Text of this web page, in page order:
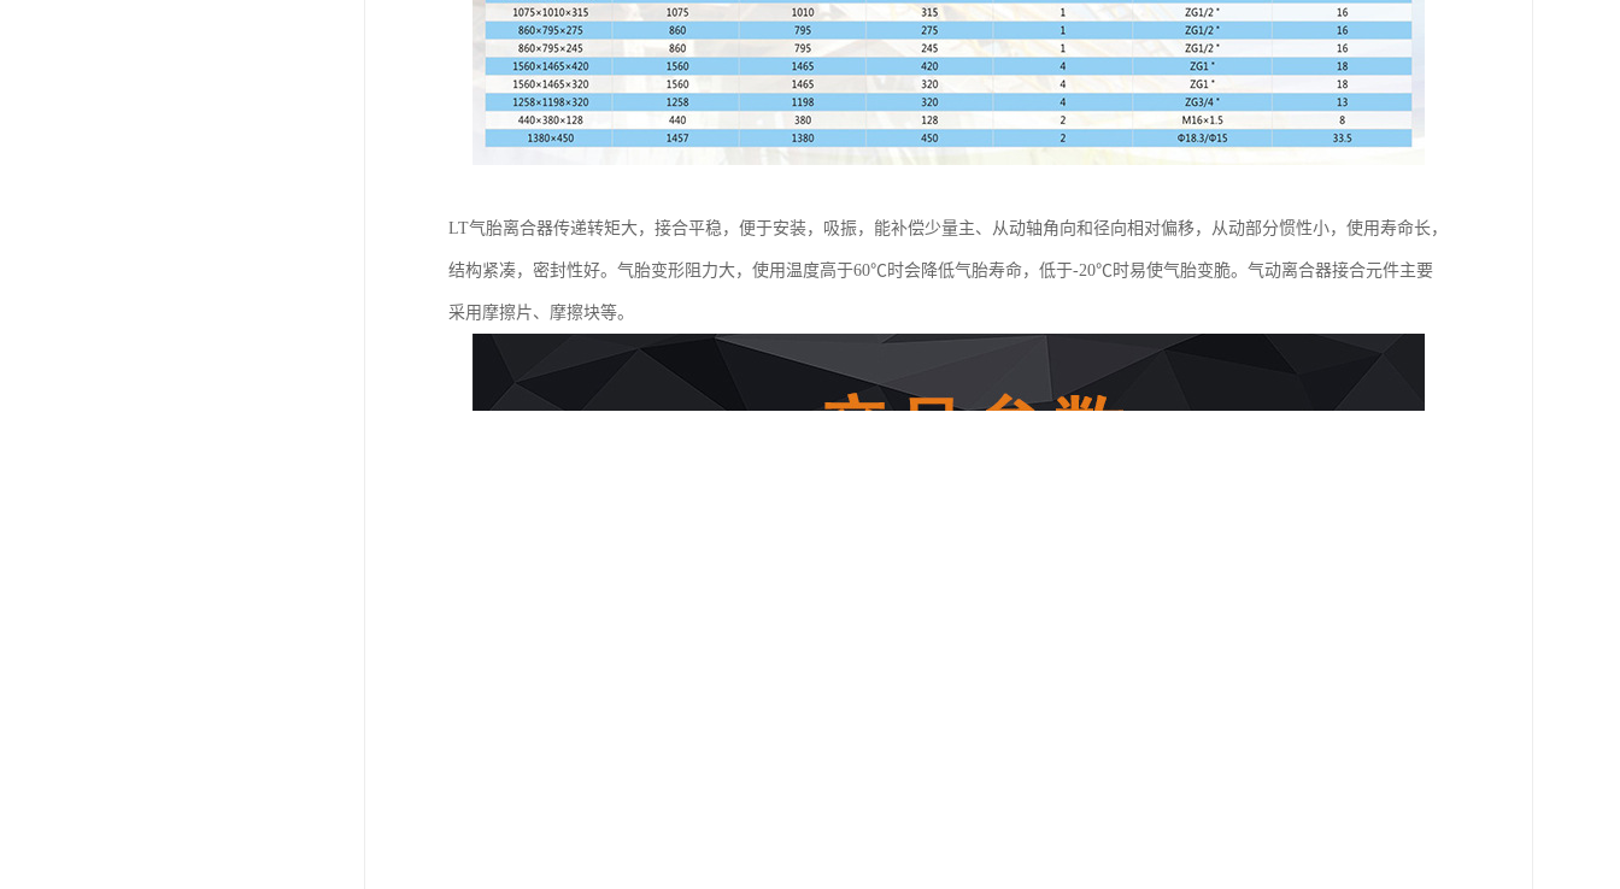
LT气胎离合器传递转矩大，接合平稳，便于安装，吸振，能补偿少量主、从动轴角向和径向相对偏移，从动部分惯性小，使用寿命长，
结构紧凑，密封性好。气胎变形阻力大，使用温度高于60℃时会降低气胎寿命，低于-20℃时易使气胎变脆。气动离合器接合元件主要
采用摩擦片、摩擦块等。